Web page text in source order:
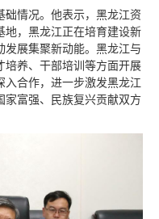
础情况。他表示，黑龙江资
地，黑龙江正在培育建设新
发展集聚新动能。黑龙江与
培养、干部培训等方面开展
入合作，进一步激发黑龙江
家富强、民族复兴贡献双方